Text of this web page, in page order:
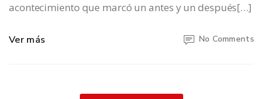
acontecimiento que marcó un antes y un después[…]
Ver más No Comments